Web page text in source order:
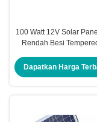
100 Watt 12V Solar
Rendah Besi
Dapatkan Harga